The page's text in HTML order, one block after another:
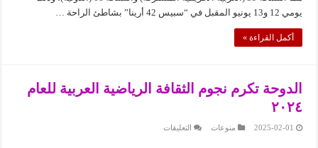
يونيو
مغلقة
يومي 12 و13 يونيو المقبل في “سبيس 42 أرينا” بشاطئ الراحة …
أكمل القراءة »
الدوحة تكرم نجوم الثقافة الرياضية العربية للعام
٢٠٢٤
2025-02-01 منوعات التعليقات